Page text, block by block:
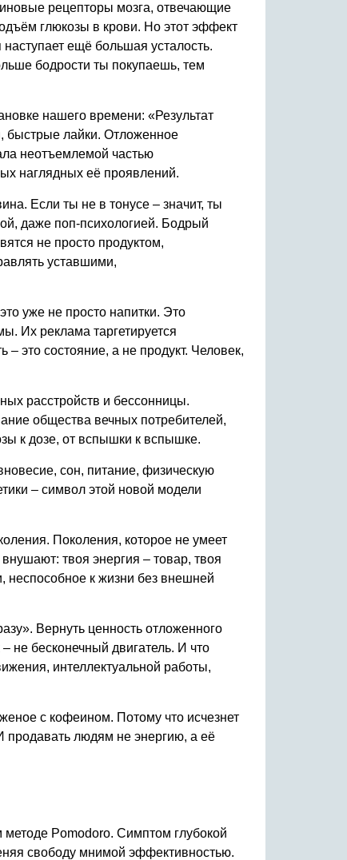
рецепторы мозга, отвечающие
глюкозы в крови. Но этот эффект
ещё большая усталость.
бодрости ты покупаешь, тем
нашего времени: «Результат
быстрые лайки. Отложенное
неотъемлемой частью
наглядных её проявлений.
Если ты не в тонусе – значит, ты
даже поп-психологией. Бодрый
не просто продуктом,
уставшими,
уже не просто напитки. Это
Их реклама таргетируется
– это состояние, а не продукт. Человек,
расстройств и бессонницы.
общества вечных потребителей,
к дозе, от вспышки к вспышке.
сон, питание, физическую
– символ этой новой модели
Поколения, которое не умеет
твоя энергия – товар, твоя
неспособное к жизни без внешней
Вернуть ценность отложенного
не бесконечный двигатель. И что
интеллектуальной работы,
с кофеином. Потому что исчезнет
продавать людям не энергию, а её
Pomodoro. Симптом глубокой
свободу мнимой эффективностью.